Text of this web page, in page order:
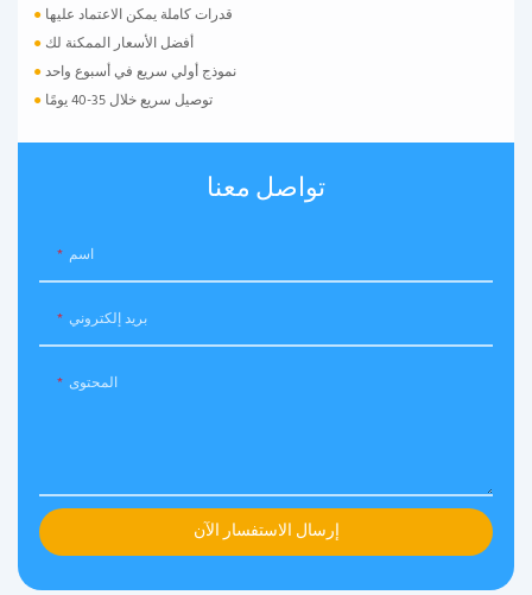
● قدرات كاملة يمكن الاعتماد عليها
● أفضل الأسعار الممكنة لك
●نموذج أولي سريع في أسبوع واحد
●
توصيل سريع خلال 35-40 يومًا
تواصل معنا
اسم
بريد إلكتروني
المحتوى
إرسال الاستفسار الآن